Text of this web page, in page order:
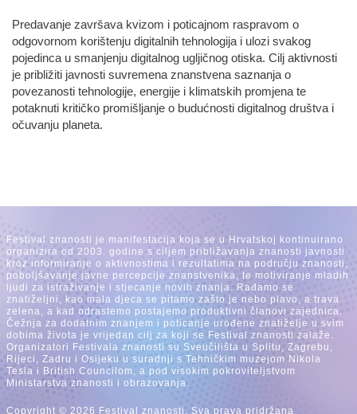
Predavanje završava kvizom i poticajnom raspravom o
odgovornom korištenju digitalnih tehnologija i ulozi svakog
pojedinca u smanjenju digitalnog ugljičnog otiska. Cilj aktivnosti
je približiti javnosti suvremena znanstvena saznanja o
povezanosti tehnologije, energije i klimatskih promjena te
potaknuti kritičko promišljanje o budućnosti digitalnog društva i
očuvanju planeta.
Festival znanosti je manifestacija koja se u Hrvatskoj kontinuirano
organizira od 2003. godine s ciljem približavanja znanosti javnosti
kroz informiranje o aktivnostima i rezultatima na području znanosti,
poboljšavanje javne percepcije znanstvenika, te motiviranje mladih
ljudi za istraživanje i stjecanje novih znanja. Rađamo se
znatiželjni, kao mala djeca se pitamo zašto je nebo plavo, a trava
zelena, a kad odrastemo postajemo produktivni članovi zajednica.
Čežnja za dodatnim znanjem i poticanje urođene znatiželje u svim
dobima života je vrijedan cilj za koji se Festival znanosti zalaže.
Organizatori Festivala znanosti su Sveučilišta u Splitu, Zagrebu,
Rijeci, Zadru i Osijeku u suradnji s Tehničkim muzejom Nikola
Tesla i British Councilom, a pod visokim pokroviteljstvom
Ministarstva znanosti i obrazovanja.
Copyright © 2026 Festival znanosti, Sva prava pridržana